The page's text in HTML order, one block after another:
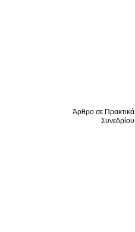
Άρθρο σε Πρακτικά
Συνεδρίου